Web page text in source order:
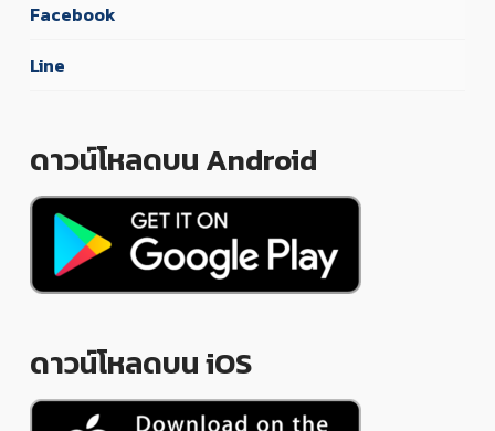
Facebook
Line
ดาวน์โหลดบน Android
ดาวน์โหลดบน iOS